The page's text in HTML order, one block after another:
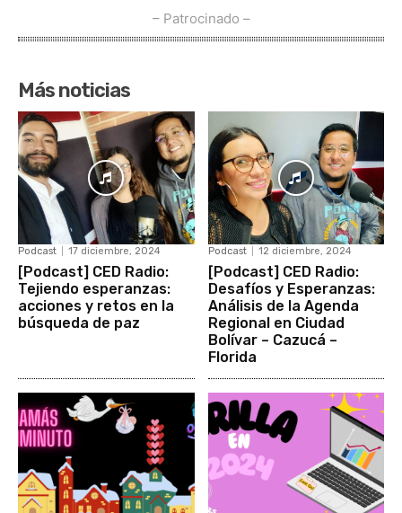
– Patrocinado –
Más noticias
Podcast 17 diciembre, 2024
[Podcast] CED Radio:
Tejiendo esperanzas:
acciones y retos en la
búsqueda de paz
Podcast 12 diciembre, 2024
[Podcast] CED Radio:
Desafíos y Esperanzas:
Análisis de la Agenda
Regional en Ciudad
Bolívar – Cazucá –
Florida